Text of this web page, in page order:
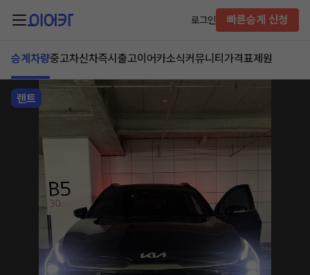
로그인 빠른승계 신청
승계차량중고차신차즉시출고이어카소식커뮤니티 가격표제원
렌트